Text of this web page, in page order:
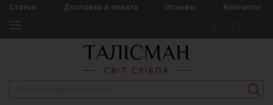
Статьи Доставка и оплата Отзывы Контакты